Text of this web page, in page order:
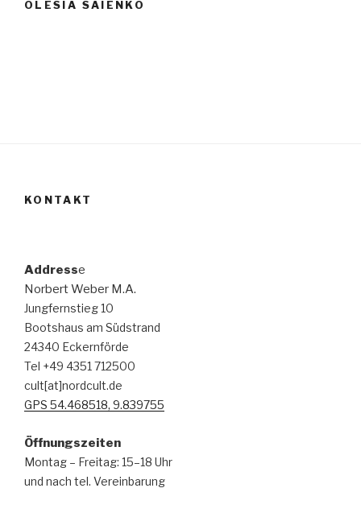
OLESIA SAIENKO
KONTAKT
Addresse
Norbert Weber M.A.
Jungfernstieg 10
Bootshaus am Südstrand
24340 Eckernförde
Tel +49 4351 712500
cult[at]nordcult.de
GPS 54.468518, 9.839755
Öffnungszeiten
Montag – Freitag: 15–18 Uhr
und nach tel. Vereinbarung